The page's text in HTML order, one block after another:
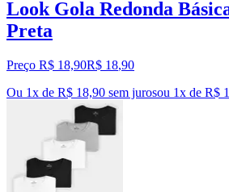
Look Gola Redonda
Preta
Preço R$ 18,90R$ 18,90
Ou 1x de R$ 18,90 sem jurosou 1x de R$